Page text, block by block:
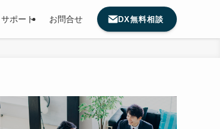
サポート お問合せ DX無料相談